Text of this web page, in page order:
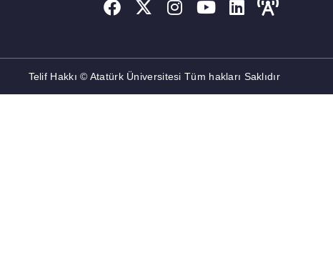
Telif Hakkı © Atatürk Üniversitesi Tüm hakları Saklıdır